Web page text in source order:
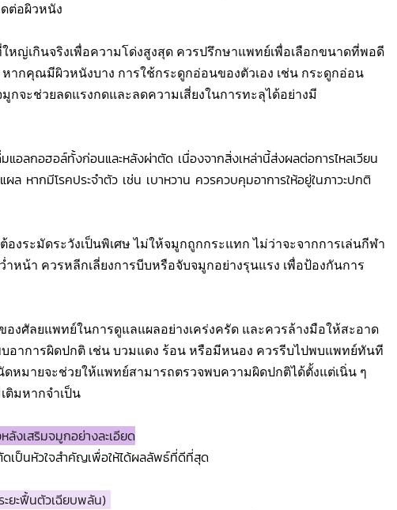
ต่อผิวหนัง
หญ่เกินจริงเพื่อความโด่งสูงสุด ควรปรึกษาแพทย์เพื่อเลือกขนาดที่พอดี
หากคุณมีผิวหนังบาง การใช้กระดูกอ่อนของตัวเอง เช่น กระดูกอ่อน
กจะช่วยลดแรงกดและลดความเสี่ยงในการทะลุได้อย่างมี
แอลกอฮอล์ทั้งก่อนและหลังผ่าตัด เนื่องจากสิ่งเหล่านี้ส่งผลต่อการไหลเวียน
ผล หากมีโรคประจำตัว เช่น เบาหวาน ควรควบคุมอาการให้อยู่ในภาวะปกติ
องระมัดระวังเป็นพิเศษ ไม่ให้จมูกถูกกระแทก ไม่ว่าจะจากการเล่นกีฬา
หน้า ควรหลีกเลี่ยงการบีบหรือจับจมูกอย่างรุนแรง เพื่อป้องกันการ
งศัลยแพทย์ในการดูแลแผลอย่างเคร่งครัด และควรล้างมือให้สะอาด
อาการผิดปกติ เช่น บวมแดง ร้อน หรือมีหนอง ควรรีบไปพบแพทย์ทันที
หมายจะช่วยให้แพทย์สามารถตรวจพบความผิดปกติได้ตั้งแต่เนิ่น ๆ
ติมหากจำเป็น
ลังเสริมจมูกอย่างละเอียด
เป็นหัวใจสำคัญเพื่อให้ได้ผลลัพธ์ที่ดีที่สุด
ยะฟื้นตัวเฉียบพลัน)